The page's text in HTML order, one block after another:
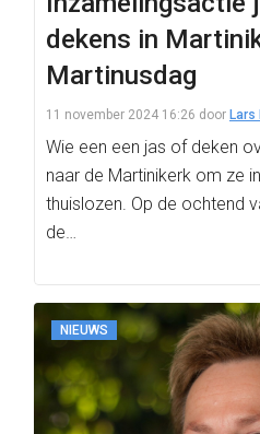
dekens in
Martinusdag
11 november 2024 16:26 door Lars
Wie een een jas of deken
naar de Martinikerk om ze
thuislozen. Op de ochtend
de…
NIEUWS